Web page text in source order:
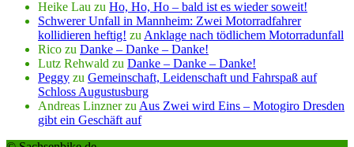
Heike Lau zu Ho, Ho, Ho – bald ist es wieder soweit!
Schwerer Unfall in Mannheim: Zwei Motorradfahrer
kollidieren heftig! zu Anklage nach tödlichem Motorradunfall
Rico zu Danke – Danke – Danke!
Lutz Rehwald zu Danke – Danke – Danke!
Peggy zu Gemeinschaft, Leidenschaft und Fahrspaß auf
Schloss Augustusburg
Andreas Linznerzu Aus Zwei wird Eins – Motogiro Dresden
gibt ein Geschäft auf